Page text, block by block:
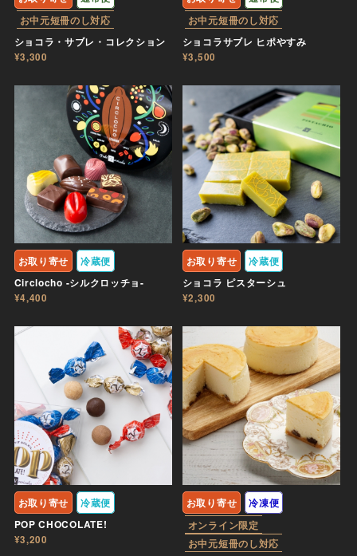
お中元短冊のし対応
ショコラ・サブレ・コレクション
¥3,300
お中元短冊のし対応
ショコラサブレ ヒポやすみ
¥3,500
お取り寄せ
冷蔵便
Circlocho -シルクロッチョ-
¥4,400
お取り寄せ
冷蔵便
ショコラ ピスターシュ
¥2,300
お取り寄せ
冷蔵便
POP CHOCOLATE!
¥3,200
お取り寄せ
冷凍便
オンライン限定
お中元短冊のし対応